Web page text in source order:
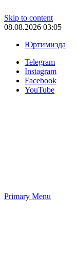
Skip to content
08.08.2026 03:05
Юртимизда
Telegram
Instagram
Facebook
YouTube
Primary Menu